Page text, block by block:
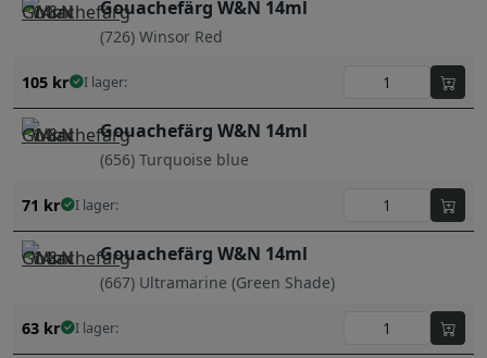
Gouachefärg W&N 14ml
(726) Winsor Red
105 kr I lager:
Gouachefärg W&N 14ml
(656) Turquoise blue
71 kr I lager:
Gouachefärg W&N 14ml
(667) Ultramarine (Green Shade)
63 kr I lager: